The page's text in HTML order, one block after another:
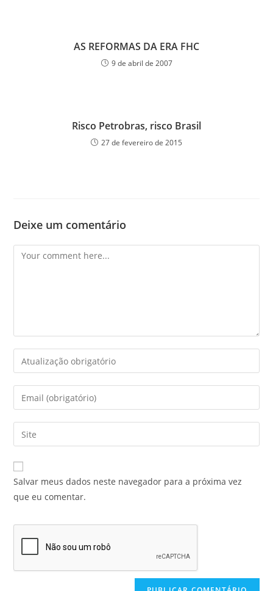
AS REFORMAS DA ERA FHC
9 de abril de 2007
Risco Petrobras, risco Brasil
27 de fevereiro de 2015
Deixe um comentário
Salvar meus dados neste navegador para a próxima vez
que eu comentar.